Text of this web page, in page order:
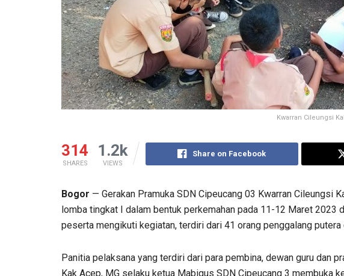
Kwarran Cileungsi
314
SHARES
1.2k
VIEWS
Share on Facebook
Bogor — Gerakan Pramuka SDN Cipeucang 03 Kwarran Cileungsi
lomba tingkat I dalam bentuk perkemahan pada 11-12 Maret 2023
peserta mengikuti kegiatan, terdiri dari 41 orang penggalang
Panitia pelaksana yang terdiri dari para pembina, dewan guru dan
Kak Acep, MG selaku ketua Mabigus SDN Cipeucang 3 membuka